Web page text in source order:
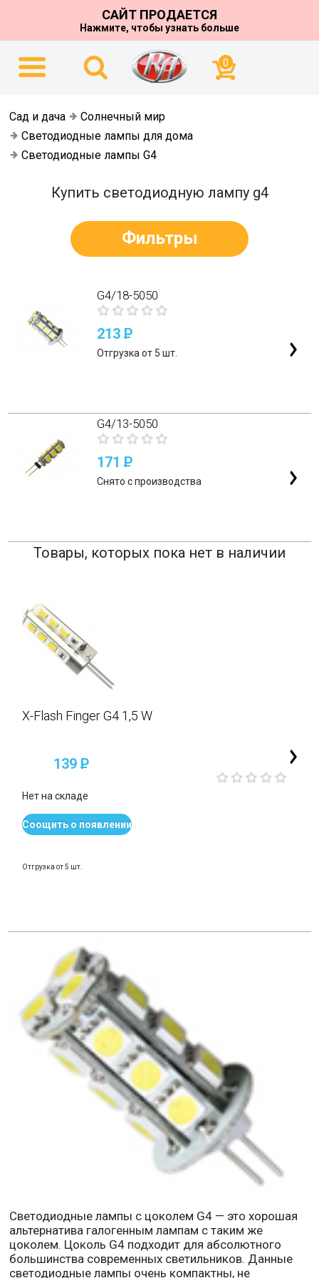
САЙТ ПРОДАЕТСЯ
Нажмите, чтобы узнать больше
0
Сад и дача
Солнечный мир
Светодиодные лампы для дома
Светодиодные лампы G4
Купить светодиодную лампу g4
Фильтры
G4/18-5050
213P
Отгрузка от 5 шт.
G4/13-5050
171P
Снято с производства
Товары, которых пока нет в наличии
X-Flash Finger G4 1,5 W
139P
Нет на складе
Соощить о появлении
Отгрузка от 5 шт.
Светодиодные лампы с цоколем G4 — это хорошая
альтернатива галогенным лампам с таким же
цоколем. Цоколь G4 подходит для абсолютного
большинства современных светильников. Данные
светодиодные лампы очень компактны, не